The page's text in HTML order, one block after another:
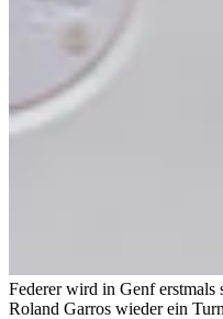
Federer wird in Genf
Roland Garros wieder ein